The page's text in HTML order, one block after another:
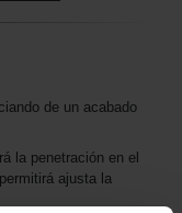
de un acabado
la penetración en el
ajusta la